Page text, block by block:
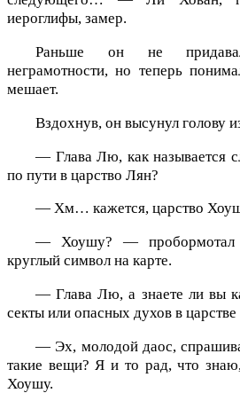
иероглифы, замер.
Раньше он не
неграмотности, но теперь
мешает.
Вздохнув, он высунул голову
— Глава Лю, как называется
по пути в царство Лян?
— Хм… кажется, царство
— Хоушу? — пробормотал
круглый символ на карте.
— Глава Лю, а знаете ли вы
секты или опасных духов в
— Эх, молодой даос,
такие вещи? Я и то рад, что
Хоушу.